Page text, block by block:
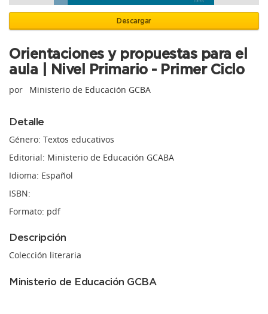
Descargar
Orientaciones y propuestas para el
aula | Nivel Primario - Primer Ciclo
por Ministerio de Educación GCBA
Detalle
Género: Textos educativos
Editorial: Ministerio de Educación GCABA
Idioma: Español
ISBN:
Formato: pdf
Descripción
Colección literaria
Ministerio de Educación GCBA